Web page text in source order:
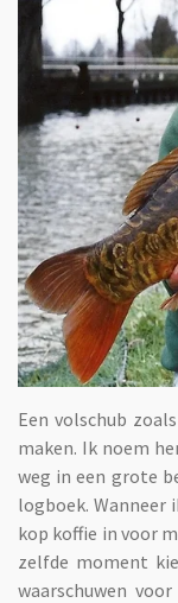
Een volschub
maken. Ik noem
weg in een grote
logboek. Wanneer
kop koffie in voor
zelfde moment
waarschuwen